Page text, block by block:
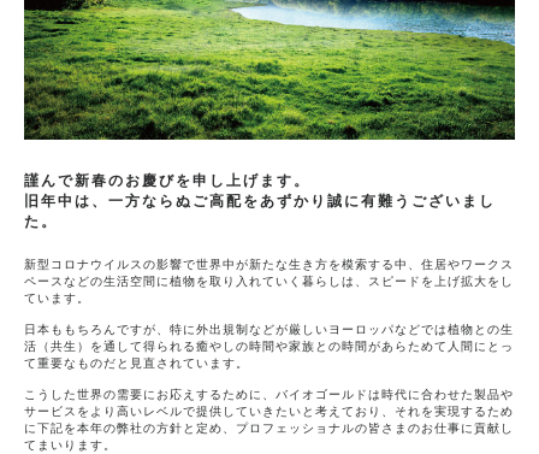
謹んで新春のお慶びを申し上げます。
旧年中は、一方ならぬご高配をあずかり誠に有難うございまし
た。
新型コロナウイルスの影響で世界中が新たな生き方を模索する中、住居やワークス
ペースなどの生活空間に植物を取り入れていく暮らしは、スピードを上げ拡大をし
ています。
日本ももちろんですが、特に外出規制などが厳しいヨーロッパなどでは植物との生
活（共生）を通して得られる癒やしの時間や家族との時間があらためて人間にとっ
て重要なものだと見直されています。
こうした世界の需要にお応えするために、バイオゴールドは時代に合わせた製品や
サービスをより高いレベルで提供していきたいと考えており、それを実現するため
に下記を本年の弊社の方針と定め、プロフェッショナルの皆さまのお仕事に貢献し
てまいります。